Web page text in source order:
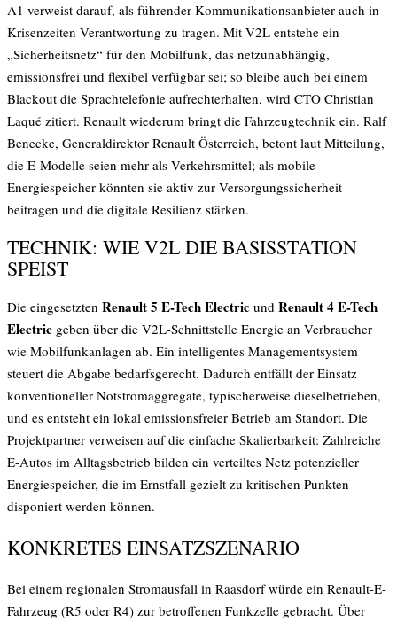
A1 verweist darauf, als führender Kommunikationsanbieter auch in
Krisenzeiten Verantwortung zu tragen. Mit V2L entstehe ein
„Sicherheitsnetz“ für den Mobilfunk, das netzunabhängig,
emissionsfrei und flexibel verfügbar sei; so bleibe auch bei einem
Blackout die Sprachtelefonie aufrechterhalten, wird CTO Christian
Laqué zitiert. Renault wiederum bringt die Fahrzeugtechnik ein. Ralf
Benecke, Generaldirektor Renault Österreich, betont laut Mitteilung,
die E-Modelle seien mehr als Verkehrsmittel; als mobile
Energiespeicher könnten sie aktiv zur Versorgungssicherheit
beitragen und die digitale Resilienz stärken.
TECHNIK: WIE V2L DIE BASISSTATION
SPEIST
Die eingesetzten Renault 5 E-Tech Electric und Renault 4 E-Tech
Electric geben über die V2L-Schnittstelle Energie an Verbraucher
wie Mobilfunkanlagen ab. Ein intelligentes Managementsystem
steuert die Abgabe bedarfsgerecht. Dadurch entfällt der Einsatz
konventioneller Notstromaggregate, typischerweise dieselbetrieben,
und es entsteht ein lokal emissionsfreier Betrieb am Standort. Die
Projektpartner verweisen auf die einfache Skalierbarkeit: Zahlreiche
E-Autos im Alltagsbetrieb bilden ein verteiltes Netz potenzieller
Energiespeicher, die im Ernstfall gezielt zu kritischen Punkten
disponiert werden können.
KONKRETES EINSATZSZENARIO
Bei einem regionalen Stromausfall in Raasdorf würde ein Renault-E-
Fahrzeug (R5 oder R4) zur betroffenen Funkzelle gebracht. Über